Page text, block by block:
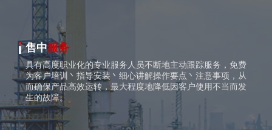
售中服务
具有高度职业化的专业服务人员不断地主动跟踪服务，免费
为客户培训丶指导安装丶细心讲解操作要点丶注意事项，从
而确保产品高效运转，最大程度地降低因客户使用不当而发
生的故障。